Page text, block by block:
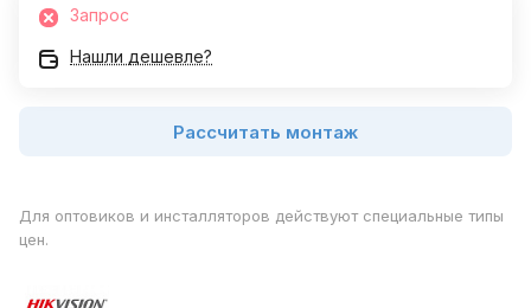
Запрос
Нашли дешевле?
Рассчитать монтаж
Для оптовиков и инсталляторов действуют специальные типы
цен.